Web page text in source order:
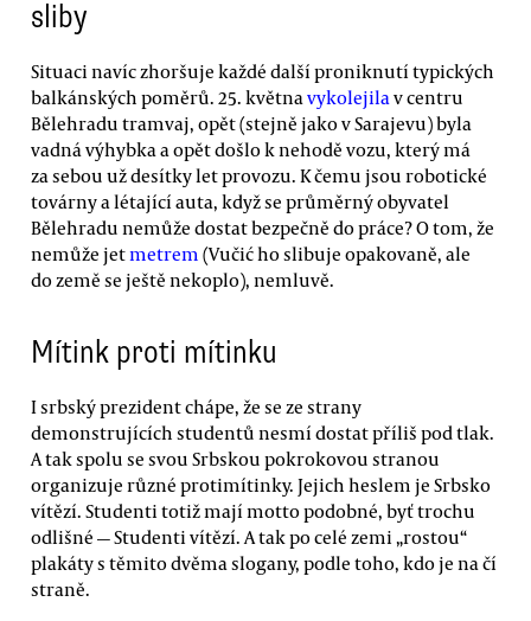
sliby
Situaci navíc zhoršuje každé další proniknutí typických
balkánských poměrů. 25. května vykolejila v centru
Bělehradu tramvaj, opět (stejně jako v Sarajevu) byla
vadná výhybka a opět došlo k nehodě vozu, který má
za sebou už desítky let provozu. K čemu jsou robotické
továrny a létající auta, když se průměrný obyvatel
Bělehradu nemůže dostat bezpečně do práce? O tom, že
nemůže jetmetrem (Vučić ho slibuje opakovaně, ale
do země se ještě nekoplo), nemluvě.
Mítink proti mítinku
I srbský prezident chápe, že se ze strany
demonstrujících studentů nesmí dostat příliš pod tlak.
A tak spolu se svou Srbskou pokrokovou stranou
organizuje různé protimítinky. Jejich heslem je Srbsko
vítězí. Studenti totiž mají motto podobné, byť trochu
odlišné — Studenti vítězí. A tak po celé zemi „rostou“
plakáty s těmito dvěma slogany, podle toho, kdo je na čí
straně.